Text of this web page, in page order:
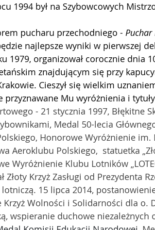
1994 był na Szybowcowych
pucharu przechodniego -
najlepsze wyniki w pierwszej
1979, organizował corocznie dnia
znajdującym się przy
Cieszył się wielkim
przyznawane Mu wyróżnienia i
- 21 stycznia 1997, Błękitne
Medal 50-lecia
Honorowe Wyróżnienie im.
Aeroklubu Polskiego,  statuetka
Wyróżnienie Klubu Lotników
Złoty Krzyż Zasługi od Prezydenta
15 lipca 2014,
Krzyż Wolności i Solidarności dla o.
wspieranie duchowe